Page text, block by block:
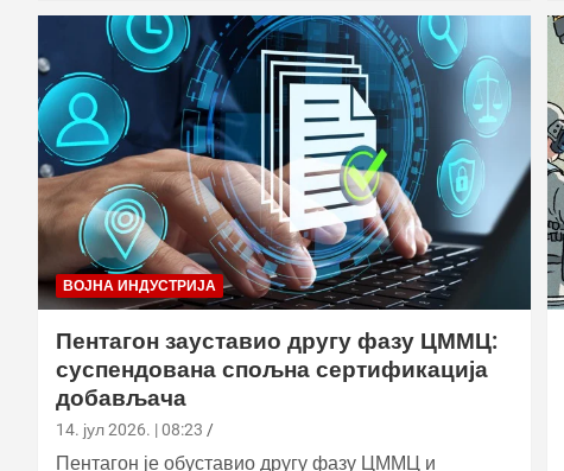
ВОЈНА ИНДУСТРИЈА
Пентагон зауставио другу фазу ЦММЦ:
суспендована спољна сертификација
добављача
14. јул 2026. | 08:23
Пентагон је обуставио другу фазу ЦММЦ и